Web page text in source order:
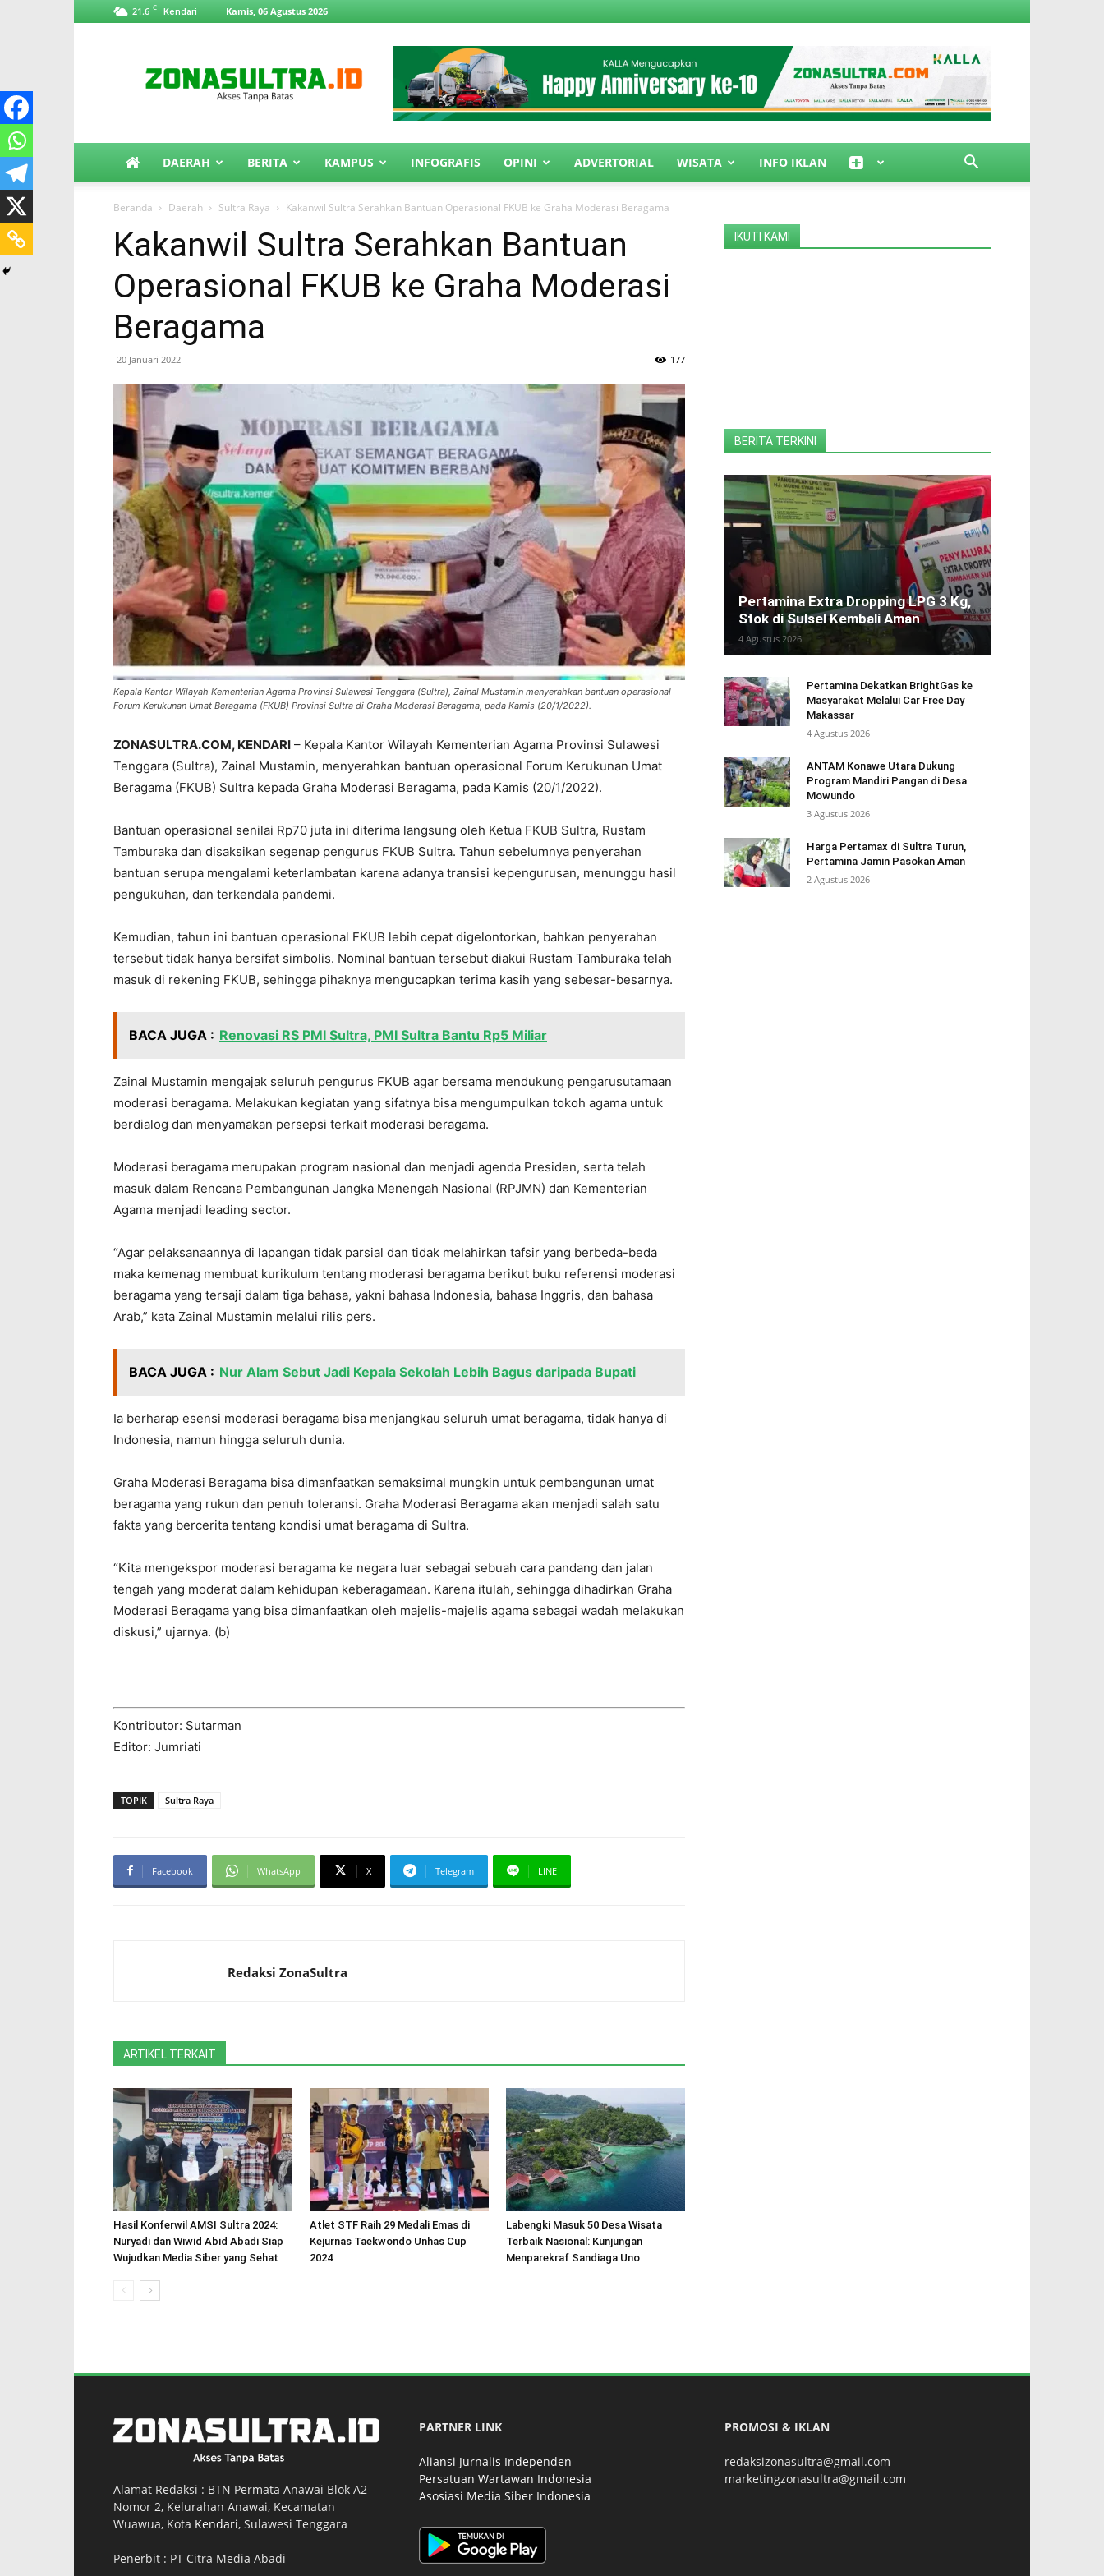
21.6 C Kendari Kamis, 06 Agustus 2026
DAERAH BERITA KAMPUS INFOGRAFIS OPINI ADVERTORIAL WISATA INFO IKLAN
Beranda Daerah Sultra Raya Kakanwil Sultra Serahkan Bantuan Operasional FKUB ke Graha Moderasi Beragama
Kakanwil Sultra Serahkan Bantuan
Operasional FKUB ke Graha Moderasi
Beragama
20 Januari 2022 177
Kepala Kantor Wilayah Kementerian Agama Provinsi Sulawesi Tenggara (Sultra), Zainal Mustamin menyerahkan bantuan operasional
Forum Kerukunan Umat Beragama (FKUB) Provinsi Sultra di Graha Moderasi Beragama, pada Kamis (20/1/2022).
ZONASULTRA.COM, KENDARI – Kepala Kantor Wilayah Kementerian Agama Provinsi Sulawesi
Tenggara (Sultra), Zainal Mustamin, menyerahkan bantuan operasional Forum Kerukunan Umat
Beragama (FKUB) Sultra kepada Graha Moderasi Beragama, pada Kamis (20/1/2022).
Bantuan operasional senilai Rp70 juta ini diterima langsung oleh Ketua FKUB Sultra, Rustam
Tamburaka dan disaksikan segenap pengurus FKUB Sultra. Tahun sebelumnya penyerahan
bantuan serupa mengalami keterlambatan karena adanya transisi kepengurusan, menunggu hasil
pengukuhan, dan terkendala pandemi.
Kemudian, tahun ini bantuan operasional FKUB lebih cepat digelontorkan, bahkan penyerahan
tersebut tidak hanya bersifat simbolis. Nominal bantuan tersebut diakui Rustam Tamburaka telah
masuk di rekening FKUB, sehingga pihaknya mengucapkan terima kasih yang sebesar-besarnya.
BACA JUGA : Renovasi RS PMI Sultra, PMI Sultra Bantu Rp5 Miliar
Zainal Mustamin mengajak seluruh pengurus FKUB agar bersama mendukung pengarusutamaan
moderasi beragama. Melakukan kegiatan yang sifatnya bisa mengumpulkan tokoh agama untuk
berdialog dan menyamakan persepsi terkait moderasi beragama.
Moderasi beragama merupakan program nasional dan menjadi agenda Presiden, serta telah
masuk dalam Rencana Pembangunan Jangka Menengah Nasional (RPJMN) dan Kementerian
Agama menjadi leading sector.
“Agar pelaksanaannya di lapangan tidak parsial dan tidak melahirkan tafsir yang berbeda-beda
maka kemenag membuat kurikulum tentang moderasi beragama berikut buku referensi moderasi
beragama yang tersaji dalam tiga bahasa, yakni bahasa Indonesia, bahasa Inggris, dan bahasa
Arab,” kata Zainal Mustamin melalui rilis pers.
BACA JUGA : Nur Alam Sebut Jadi Kepala Sekolah Lebih Bagus daripada Bupati
Ia berharap esensi moderasi beragama bisa menjangkau seluruh umat beragama, tidak hanya di
Indonesia, namun hingga seluruh dunia.
Graha Moderasi Beragama bisa dimanfaatkan semaksimal mungkin untuk pembangunan umat
beragama yang rukun dan penuh toleransi. Graha Moderasi Beragama akan menjadi salah satu
fakta yang bercerita tentang kondisi umat beragama di Sultra.
“Kita mengekspor moderasi beragama ke negara luar sebagai sebuah cara pandang dan jalan
tengah yang moderat dalam kehidupan keberagamaan. Karena itulah, sehingga dihadirkan Graha
Moderasi Beragama yang bisa dimanfaatkan oleh majelis-majelis agama sebagai wadah melakukan
diskusi,” ujarnya. (b)
Kontributor: Sutarman
Editor: Jumriati
TOPIK Sultra Raya
Facebook WhatsApp X Telegram LINE
Redaksi ZonaSultra
ARTIKEL TERKAIT
Hasil Konferwil AMSI Sultra 2024:
Nuryadi dan Wiwid Abid Abadi Siap
Wujudkan Media Siber yang Sehat
Atlet STF Raih 29 Medali Emas di
Kejurnas Taekwondo Unhas Cup
2024
Labengki Masuk 50 Desa Wisata
Terbaik Nasional: Kunjungan
Menparekraf Sandiaga Uno
IKUTI KAMI
BERITA TERKINI
Pertamina Extra Dropping LPG 3 Kg,
Stok di Sulsel Kembali Aman
4 Agustus 2026
Pertamina Dekatkan BrightGas ke
Masyarakat Melalui Car Free Day
Makassar
4 Agustus 2026
ANTAM Konawe Utara Dukung
Program Mandiri Pangan di Desa
Mowundo
3 Agustus 2026
Harga Pertamax di Sultra Turun,
Pertamina Jamin Pasokan Aman
2 Agustus 2026
Alamat Redaksi : BTN Permata Anawai Blok A2
Nomor 2, Kelurahan Anawai, Kecamatan
Wuawua, Kota Kendari, Sulawesi Tenggara
Penerbit : PT Citra Media Abadi
PARTNER LINK
Aliansi Jurnalis Independen
Persatuan Wartawan Indonesia
Asosiasi Media Siber Indonesia
PROMOSI & IKLAN
redaksizonasultra@gmail.com
marketingzonasultra@gmail.com